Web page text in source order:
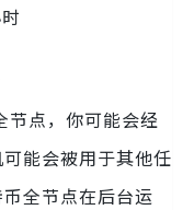
节点，你可能会经
能会被用于其他任
全节点在后台运